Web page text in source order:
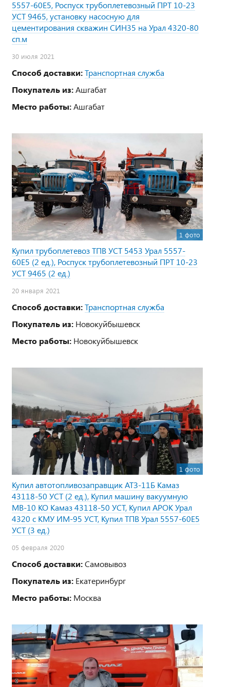
5557-60Е5, Роспуск трубоплетевозный ПРТ 10-23
УСТ 9465, установку насосную для
цементирования скважин СИН35 на Урал 4320-80
сп.м
30 июля 2021
Способ доставки:Транспортная служба
Покупатель из:Ашгабат
Место работы:Ашгабат
1 фото
Купил трубоплетевоз ТПВ УСТ 5453 Урал 5557-
60Е5 (2 ед.), Роспуск трубоплетевозный ПРТ 10-23
УСТ 9465 (2 ед.)
20 января 2021
Способ доставки:Транспортная служба
Покупатель из: Новокуйбышевск
Место работы: Новокуйбышевск
1 фото
Купил автотопливозаправщик АТЗ-11Б Камаз
43118-50 УСТ (2 ед.), Купил машину вакуумную
МВ-10 КО Камаз 43118-50 УСТ, Купил АРОК Урал
4320 с КМУ ИМ-95 УСТ, Купил ТПВ Урал 5557-60Е5
УСТ (3 ед.)
05 февраля 2020
Способ доставки:Самовывоз
Покупатель из: Екатеринбург
Место работы: Москва